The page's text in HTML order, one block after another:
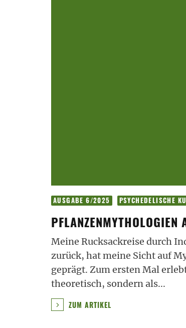
AUSGABE 6/2025 PSYCHEDELISCHE
PFLANZENMYTHOLOGIEN
Meine Rucksackreise durch
zurück, hat meine Sicht auf
geprägt. Zum ersten Mal
theoretisch, sondern als...
ZUM ARTIKEL